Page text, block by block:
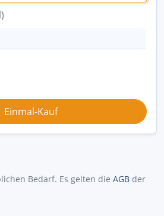
Bedarf. Es gelten die AGB der